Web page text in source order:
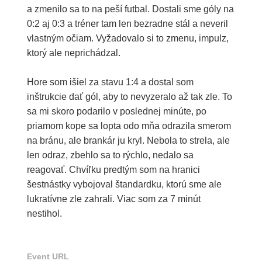
a zmenilo sa to na peší futbal. Dostali sme góly na
0:2 aj 0:3 a tréner tam len bezradne stál a neveril
vlastným očiam. Vyžadovalo si to zmenu, impulz,
ktorý ale neprichádzal.
Hore som išiel za stavu 1:4 a dostal som
inštrukcie dať gól, aby to nevyzeralo až tak zle. To
sa mi skoro podarilo v poslednej minúte, po
priamom kope sa lopta odo mňa odrazila smerom
na bránu, ale brankár ju kryl. Nebola to strela, ale
len odraz, zbehlo sa to rýchlo, nedalo sa
reagovať. Chvíľku predtým som na hranici
šestnástky vybojoval štandardku, ktorú sme ale
lukratívne zle zahrali. Viac som za 7 minút
nestihol.
Event URL